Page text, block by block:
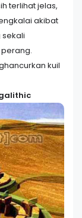
terlihat jelas,
akibat
kuil